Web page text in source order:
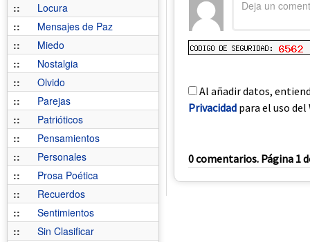
::
Locura
::
Mensajes de Paz
::
Miedo
::
Nostalgia
::
Olvido
::
Parejas
::
Patrióticos
::
Pensamientos
::
Personales
::
Prosa Poética
::
Recuerdos
::
Sentimientos
::
Sin Clasificar
Al añadir datos,
Privacidad para el uso del
0 comentarios. Página 1